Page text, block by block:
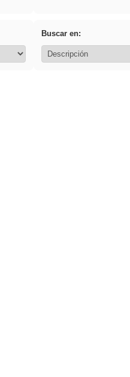
Buscar en: